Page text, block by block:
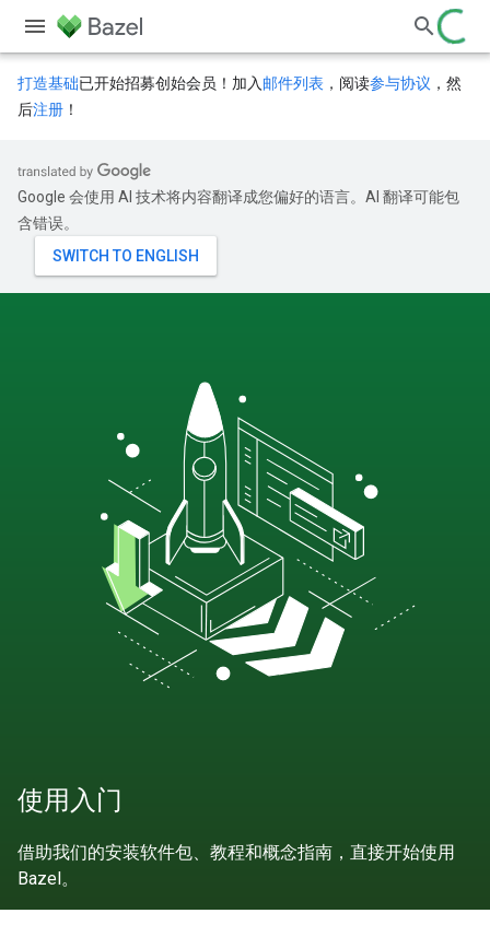
打造基础已开始招募创始会员！加入 邮件列表 ，阅读参与协议 ，然
后注册 ！
Google 会使用 AI 技术将内容翻译成您偏好的语言。AI 翻译可能包
含错误。
使用入门
借助我们的安装软件包、教程和概念指南，直接开始使用
Bazel。